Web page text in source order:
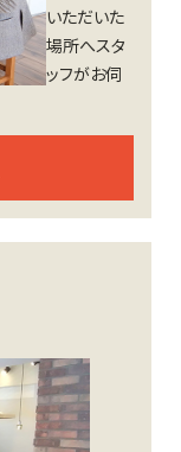
いただいた
場所へスタ
ッフがお伺